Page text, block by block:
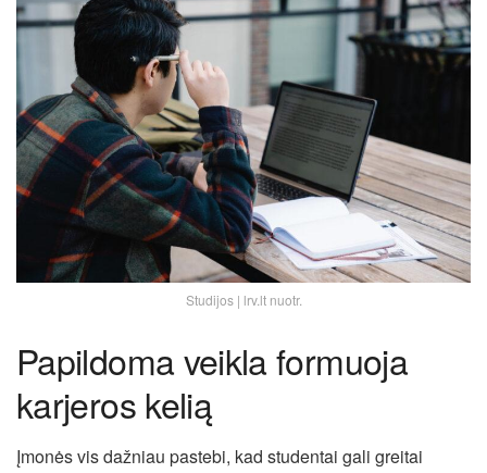
Studijos | lrv.lt nuotr.
Papildoma veikla formuoja
karjeros kelią
Įmonės vis dažniau pastebi, kad studentai gali greitai